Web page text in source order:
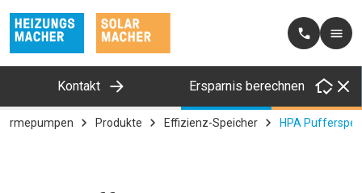
Kontakt Ersparnis berechnen
Produkte Effizienz-Speicher HPA